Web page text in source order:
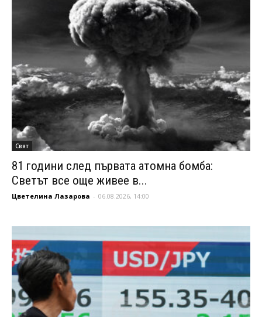
Свят
81 години след първата атомна бомба:
Светът все още живее в...
Цветелина Лазарова - 06.08.2026, 14:00